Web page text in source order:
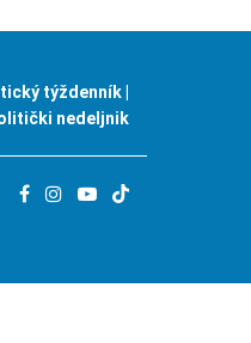
týždenník |
nedeljnik